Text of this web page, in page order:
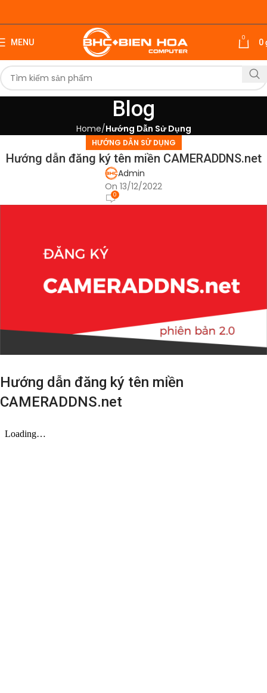
MENU 0 0
Blog
Home Hướng Dẫn Sử Dụng
HƯỚNG DẪN SỬ DỤNG
Hướng dẫn đăng ký tên miền CAMERADDNS.net
Admin
On 13/12/2022
0
Hướng dẫn đăng ký tên miền
CAMERADDNS.net